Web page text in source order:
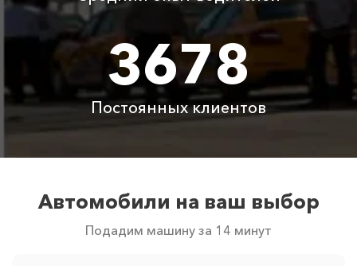
Цены по акции ограничены количеством свободных
автомобилей в г Владиславовка. Точную цену вам
сообщит менеджер при заказе.
3678
Постоянных клиентов
Автомобили на ваш выбор
Подадим машину за 14 минут